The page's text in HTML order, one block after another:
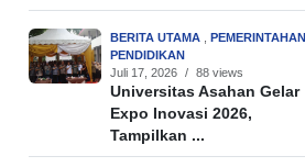
BERITA UTAMA , PEMERINTAHAN
PENDIDIKAN
Juli 17, 2026
/ 88 views
Universitas Asahan Gelar
Expo Inovasi 2026,
Tampilkan ...